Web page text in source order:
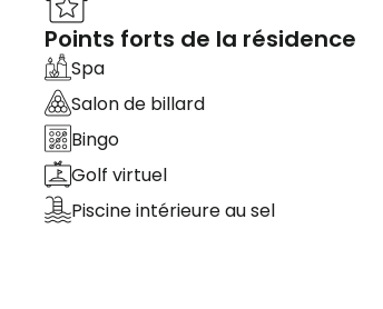
Points forts de la résidence
Spa
Salon de billard
Bingo
Golf virtuel
Piscine intérieure au sel